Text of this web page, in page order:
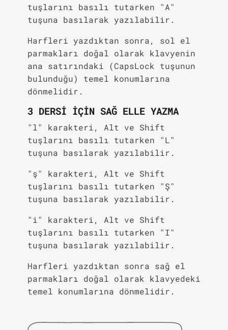
tuşlarını basılı tutarken "A"
tuşuna basılarak yazılabilir.
Harfleri yazdıktan sonra, sol el
parmakları doğal olarak klavyenin
ana satırındaki (CapsLock tuşunun
bulunduğu) temel konumlarına
dönmelidir.
3 DERSI IÇIN SAĞ ELLE YAZMA
"l" karakteri, Alt ve Shift
tuşlarını basılı tutarken "L"
tuşuna basılarak yazılabilir.
"ş" karakteri, Alt ve Shift
tuşlarını basılı tutarken "Ş"
tuşuna basılarak yazılabilir.
"i" karakteri, Alt ve Shift
tuşlarını basılı tutarken "I"
tuşuna basılarak yazılabilir.
Harfleri yazdıktan sonra sağ el
parmakları doğal olarak klavyedeki
temel konumlarına dönmelidir.